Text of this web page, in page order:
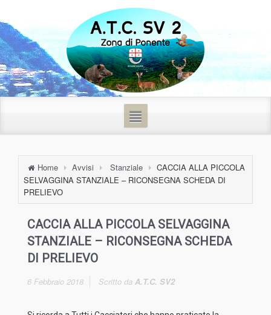
Home Avvisi Stanziale
CACCIA ALLA PICCOLA
SELVAGGINA STANZIALE – RICONSEGNA SCHEDA DI
PRELIEVO
CACCIA ALLA PICCOLA SELVAGGINA
STANZIALE – RICONSEGNA SCHEDA
DI PRELIEVO
6 Febbraio 2018 Scritto da A.T.C. SV2